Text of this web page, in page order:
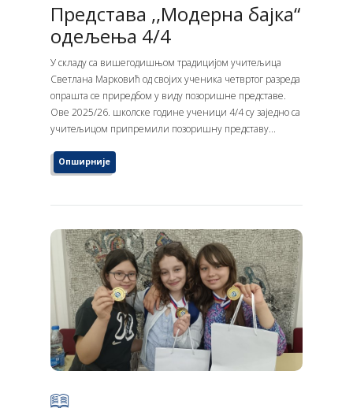
Представа ,,Модерна бајка“
одељења 4/4
У складу са вишегодишњом традицијом учитељица
Светлана Марковић од својих ученика четвртог разреда
опрашта се приредбом у виду позоришне представе.
Ове 2025/26. школске године ученици 4/4 су заједно са
учитељицом припремили позоришну представу...
Опширније